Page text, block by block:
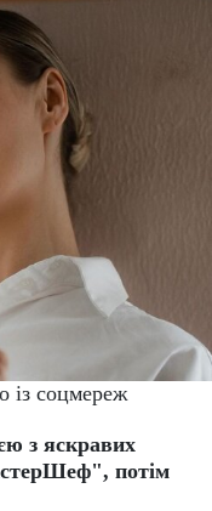
із соцмереж
з яскравих
потім